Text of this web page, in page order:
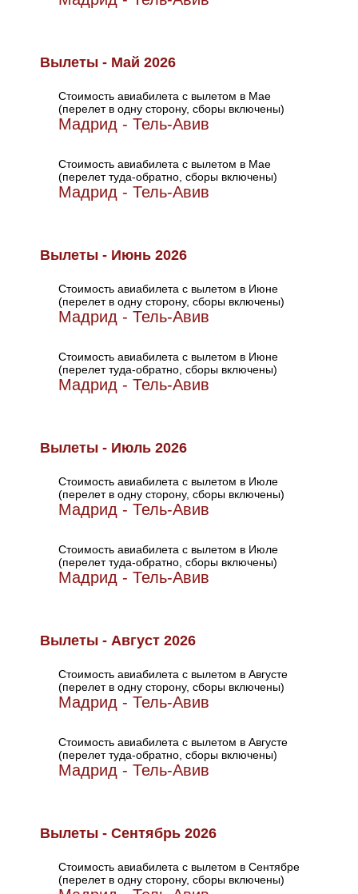
Вылеты - Май 2026
Стоимость авиабилета с вылетом в Мае
(перелет в одну сторону, сборы включены)
Мадрид - Тель-Авив
Стоимость авиабилета с вылетом в Мае
(перелет туда-обратно, сборы включены)
Мадрид - Тель-Авив
Вылеты - Июнь 2026
Стоимость авиабилета с вылетом в Июне
(перелет в одну сторону, сборы включены)
Мадрид - Тель-Авив
Стоимость авиабилета с вылетом в Июне
(перелет туда-обратно, сборы включены)
Мадрид - Тель-Авив
Вылеты - Июль 2026
Стоимость авиабилета с вылетом в Июле
(перелет в одну сторону, сборы включены)
Мадрид - Тель-Авив
Стоимость авиабилета с вылетом в Июле
(перелет туда-обратно, сборы включены)
Мадрид - Тель-Авив
Вылеты - Август 2026
Стоимость авиабилета с вылетом в Августе
(перелет в одну сторону, сборы включены)
Мадрид - Тель-Авив
Стоимость авиабилета с вылетом в Августе
(перелет туда-обратно, сборы включены)
Мадрид - Тель-Авив
Вылеты - Сентябрь 2026
Стоимость авиабилета с вылетом в Сентябре
(перелет в одну сторону, сборы включены)